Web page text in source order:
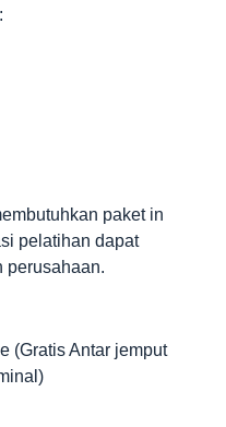
:
paket in
pelatihan dapat
perusahaan.
(Gratis Antar jemput